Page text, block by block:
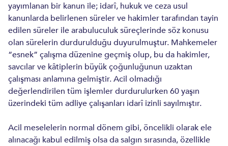
yayımlanan bir kanun ile; idarî, hukuk ve ceza usul
kanunlarda belirlenen süreler ve hakimler tarafından tayin
edilen süreler ile arabuluculuk süreçlerinde söz konusu
olan sürelerin durdurulduğu duyurulmuştur. Mahkemeler
“esnek” çalışma düzenine geçmiş olup, bu da hakimler,
savcılar ve kâtiplerin büyük çoğunluğunun uzaktan
çalışması anlamına gelmiştir. Acil olmadığı
değerlendirilen tüm işlemler durdurulurken 60 yaşın
üzerindeki tüm adliye çalışanları idarî izinli sayılmıştır.
Acil meselelerin normal dönem gibi, öncelikli olarak ele
alınacağı kabul edilmiş olsa da salgın sırasında, özellikle